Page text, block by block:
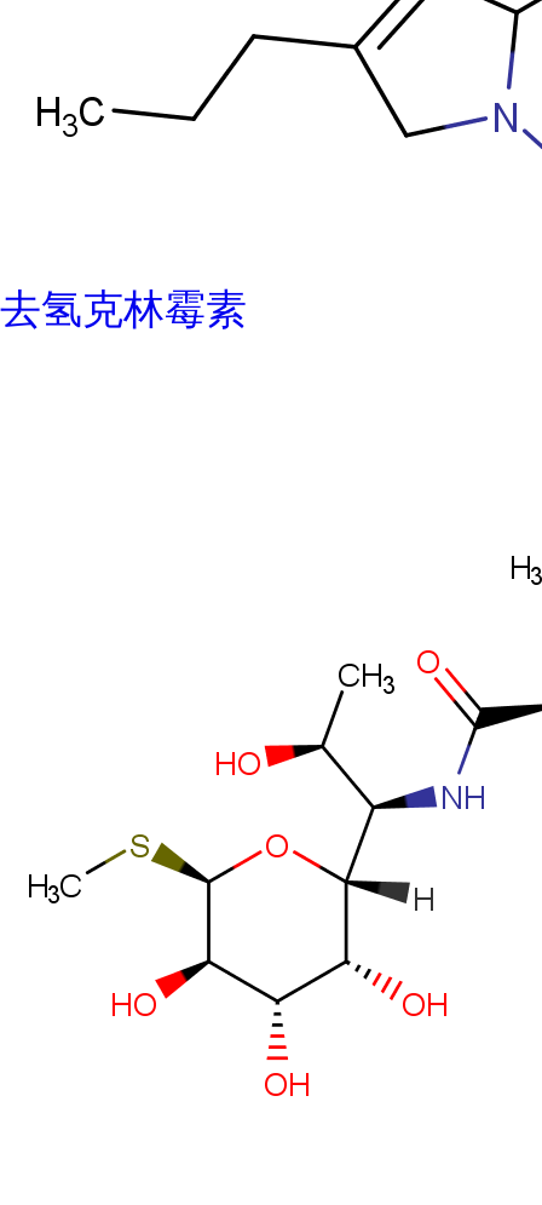
去氢克林霉素